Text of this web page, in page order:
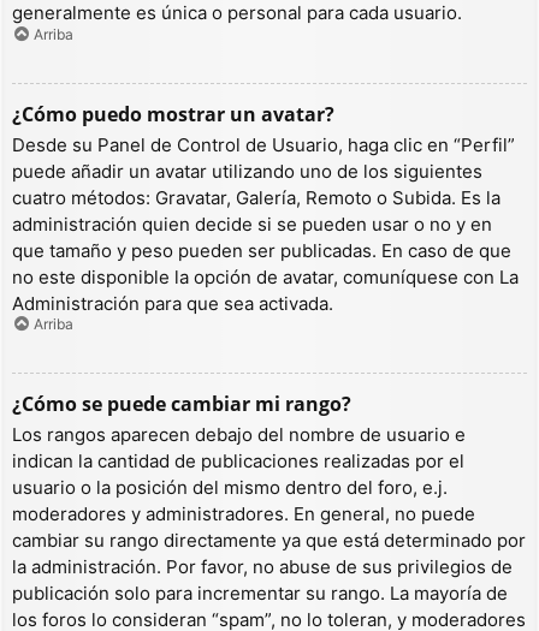
generalmente es única o personal para cada usuario.
Arriba
¿Cómo puedo mostrar un avatar?
Desde su Panel de Control de Usuario, haga clic en “Perfil”
puede añadir un avatar utilizando uno de los siguientes
cuatro métodos: Gravatar, Galería, Remoto o Subida. Es la
administración quien decide si se pueden usar o no y en
que tamaño y peso pueden ser publicadas. En caso de que
no este disponible la opción de avatar, comuníquese con La
Administración para que sea activada.
Arriba
¿Cómo se puede cambiar mi rango?
Los rangos aparecen debajo del nombre de usuario e
indican la cantidad de publicaciones realizadas por el
usuario o la posición del mismo dentro del foro, e.j.
moderadores y administradores. En general, no puede
cambiar su rango directamente ya que está determinado por
la administración. Por favor, no abuse de sus privilegios de
publicación solo para incrementar su rango. La mayoría de
los foros lo consideran “spam”, no lo toleran, y moderadores